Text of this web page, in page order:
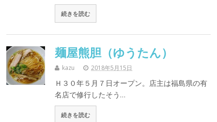
続きを読む
麺屋熊胆（ゆうたん）
kazu 2018年5月15日
Ｈ３０年５月７日オープン。店主は福島県の有
名店で修行したそう…
続きを読む